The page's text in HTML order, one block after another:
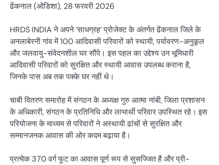
ढेंकनाल (ओडिशा), 28 फरवरी 2026
HRDS INDIA ने अपने ‘साधग्रह’ प्रोजेक्ट के अंतर्गत ढेंकनाल जिले के
अनलाबेरनी गांव में 100 आदिवासी परिवारों को स्थायी, पर्यावरण-अनुकूल
और जलवायु-संवेदनशील घर सौंपे। इस पहल का उद्देश्य उन भूमिधारी
आदिवासी परिवारों को सुरक्षित और स्थायी आवास उपलब्ध कराना है,
जिनके पास अब तक पक्के घर नहीं थे।
चाबी वितरण समारोह में संगठन के अध्यक्ष गुरु आत्मा नांबी, जिला प्रशासन
के अधिकारी, संगठन के प्रतिनिधि और लाभार्थी परिवार उपस्थित रहे। इस
परियोजना के माध्यम से परिवारों ने अस्थायी ढांचों से सुरक्षित और
सम्मानजनक आवास की ओर कदम बढ़ाया है।
प्रत्येक 370 वर्ग फुट का आवास पूर्ण रूप से सुसज्जित है और प्री-